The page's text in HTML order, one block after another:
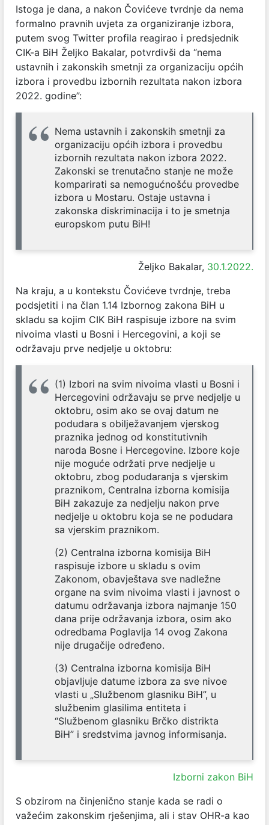
Istoga je dana, a nakon Čovićeve tvrdnje da nema
formalno pravnih uvjeta za organiziranje izbora,
putem svog Twitter profila reagirao i predsjednik
CIK-a BiH Željko Bakalar, potvrdivši da “nema
ustavnih i zakonskih smetnji za organizaciju općih
izbora i provedbu izbornih rezultata nakon izbora
2022. godine”:
Nema ustavnih i zakonskih smetnji za
organizaciju općih izbora i provedbu
izbornih rezultata nakon izbora 2022.
Zakonski se trenutačno stanje ne može
komparirati sa nemogućnošću provedbe
izbora u Mostaru. Ostaje ustavna i
zakonska diskriminacija i to je smetnja
europskom putu BiH!
Željko Bakalar, 30.1.2022.
Na kraju, a u kontekstu Čovićeve tvrdnje, treba
podsjetiti i na član 1.14 Izbornog zakona BiH u
skladu sa kojim CIK BiH raspisuje izbore na svim
nivoima vlasti u Bosni i Hercegovini, a koji se
održavaju prve nedjelje u oktobru:
(1) Izbori na svim nivoima vlasti u Bosni i
Hercegovini održavaju se prve nedjelje u
oktobru, osim ako se ovaj datum ne
podudara s obilježavanjem vjerskog
praznika jednog od konstitutivnih
naroda Bosne i Hercegovine. Izbore koje
nije moguće održati prve nedjelje u
oktobru, zbog podudaranja s vjerskim
praznikom, Centralna izborna komisija
BiH zakazuje za nedjelju nakon prve
nedjelje u oktobru koja se ne podudara
sa vjerskim praznikom.
(2) Centralna izborna komisija BiH
raspisuje izbore u skladu s ovim
Zakonom, obavještava sve nadležne
organe na svim nivoima vlasti i javnost o
datumu održavanja izbora najmanje 150
dana prije održavanja izbora, osim ako
odredbama Poglavlja 14 ovog Zakona
nije drugačije određeno.
(3) Centralna izborna komisija BiH
objavljuje datume izbora za sve nivoe
vlasti u „Službenom glasniku BiH”, u
službenim glasilima entiteta i
“Službenom glasniku Brčko distrikta
BiH” i sredstvima javnog informisanja.
Izborni zakon BiH
S obzirom na činjenično stanje kada se radi o
važećim zakonskim rješenjima, ali i stav OHR-a kao